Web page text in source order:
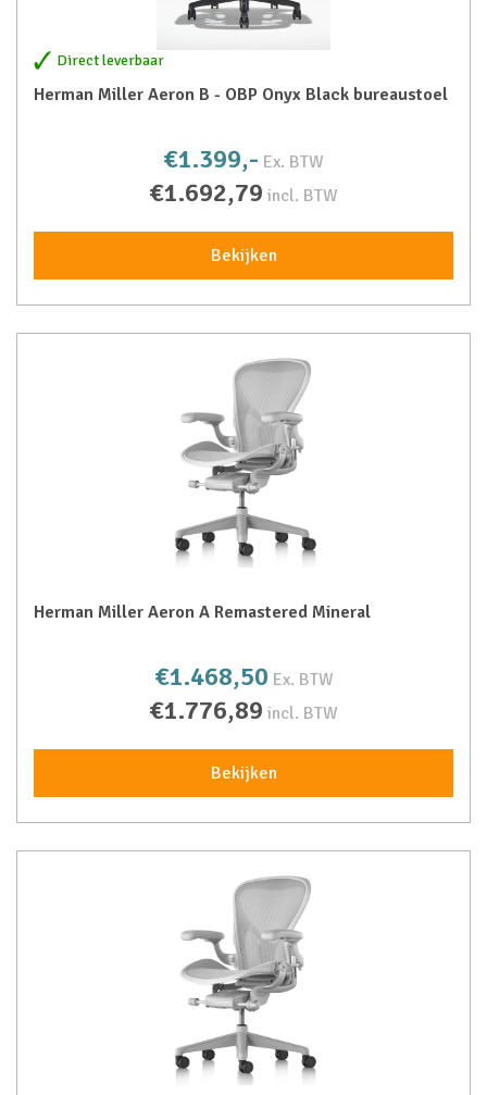
Direct leverbaar
Herman Miller Aeron B - OBP Onyx Black bureaustoel
€1.399,- Ex. BTW
€1.692,79 incl. BTW
Bekijken
Herman Miller Aeron A Remastered Mineral
€1.468,50 Ex. BTW
€1.776,89 incl. BTW
Bekijken